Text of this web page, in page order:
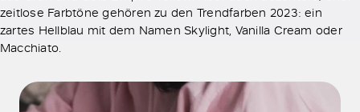
zeitlose Farbtöne gehören zu den Trendfarben 2023: ein
zartes Hellblau mit dem Namen Skylight, Vanilla Cream oder
Macchiato.